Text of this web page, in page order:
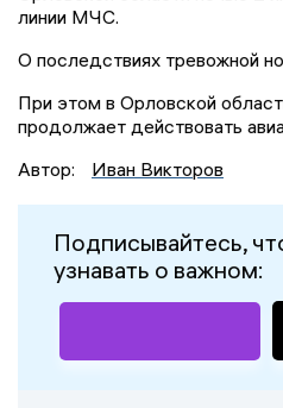
линии МЧС.
О последствиях тревожной
При этом в Орловской
продолжает действовать
Автор:
Иван Викторов
Подписывайтесь,
узнавать о важном: